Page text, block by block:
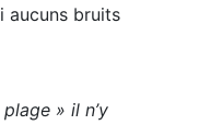
aucuns bruits
» il n’y